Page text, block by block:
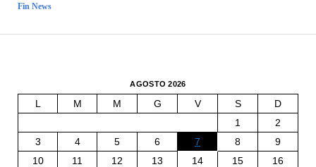
Fin News
AGOSTO 2026
L M M G V S
D
1
2
3
4 5 6 7 8
9
10
11 12 13 14 15
16